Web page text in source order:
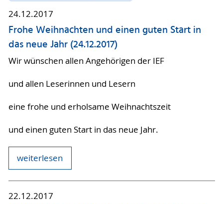
24.12.2017
Frohe Weihnachten und einen guten Start in
das neue Jahr (24.12.2017)
Wir wünschen allen Angehörigen der IEF
und allen Leserinnen und Lesern
eine frohe und erholsame Weihnachtszeit
und einen guten Start in das neue Jahr.
weiterlesen
22.12.2017